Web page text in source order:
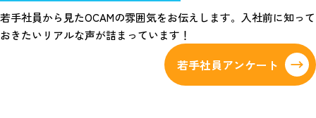
若手社員から見たOCAMの雰囲気をお伝えします。 入社前に知って
おきたいリアルな声が詰まっています！
若手社員アンケート